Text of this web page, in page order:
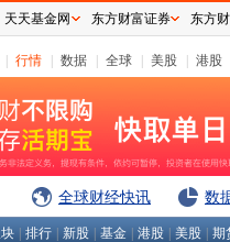
行情 数据 全球 美股 港股
全球财经快讯 数
排行 新股 基金 港股 美股 期
天天基金网 东方财富证券 东方